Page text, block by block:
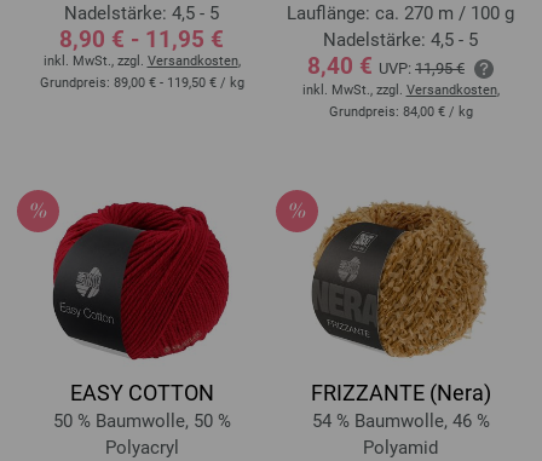
Nadelstärke: 4,5 - 5
8,90 € - 11,95 €
inkl. MwSt., zzgl. Versandkosten,
Grundpreis: 89,00 € - 119,50 € / kg
Lauflänge: ca. 270 m / 100 g
Nadelstärke: 4,5 - 5
8,40 € UVP: 11,95 €
inkl. MwSt., zzgl. Versandkosten,
Grundpreis: 84,00 € / kg
EASY COTTON
50 % Baumwolle, 50 %
Polyacryl
FRIZZANTE (Nera)
54 % Baumwolle, 46 %
Polyamid